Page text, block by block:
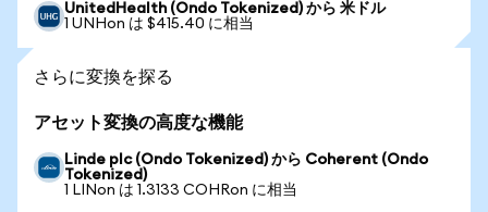
UnitedHealth (Ondo Tokenized) から 米ドル
1 UNHon は $415.40 に相当
さらに変換を探る
アセット変換の高度な機能
Linde plc (Ondo Tokenized) から Coherent (Ondo
Tokenized)
1 LINon は 1.3133 COHRon に相当